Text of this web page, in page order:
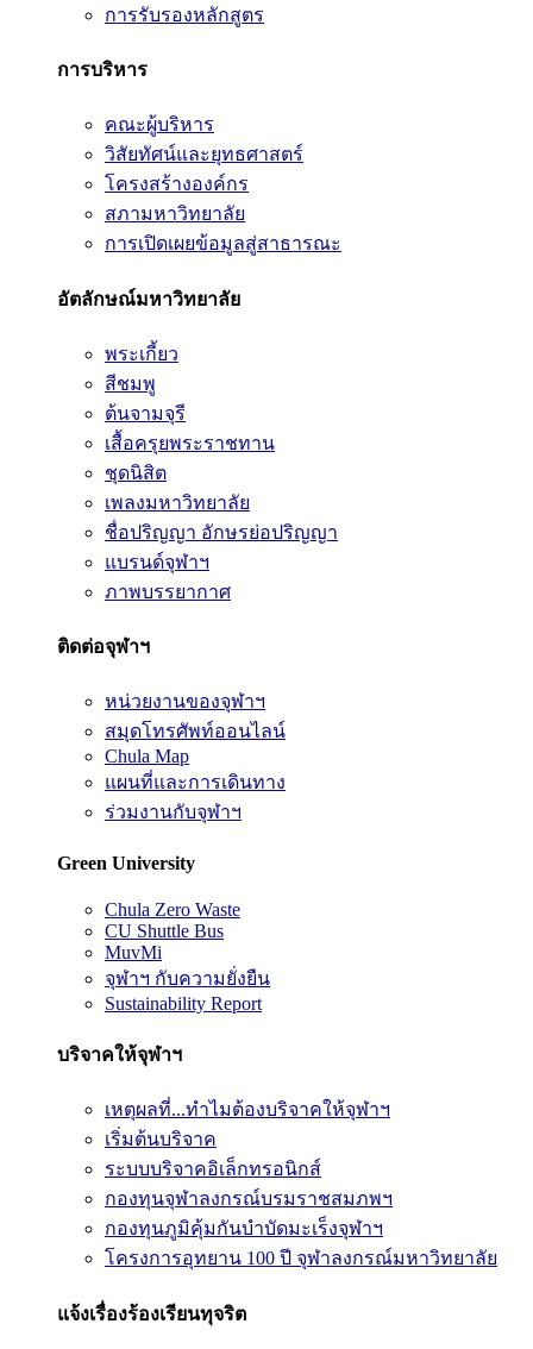
การรับรองหลักสูตร
การบริหาร
คณะผู้บริหาร
วิสัยทัศน์และยุทธศาสตร์
โครงสร้างองค์กร
สภามหาวิทยาลัย
การเปิดเผยข้อมูลสู่สาธารณะ
อัตลักษณ์มหาวิทยาลัย
พระเกี้ยว
สีชมพู
ต้นจามจุรี
เสื้อครุยพระราชทาน
ชุดนิสิต
เพลงมหาวิทยาลัย
ชื่อปริญญา อักษรย่อปริญญา
แบรนด์จุฬาฯ
ภาพบรรยากาศ
ติดต่อจุฬาฯ
หน่วยงานของจุฬาฯ
สมุดโทรศัพท์ออนไลน์
Chula Map
แผนที่และการเดินทาง
ร่วมงานกับจุฬาฯ
Green University
Chula Zero Waste
CU Shuttle Bus
MuvMi
จุฬาฯ กับความยั่งยืน
Sustainability Report
บริจาคให้จุฬาฯ
เหตุผลที่...ทำไมต้องบริจาคให้จุฬาฯ
เริ่มต้นบริจาค
ระบบบริจาคอิเล็กทรอนิกส์
กองทุนจุฬาลงกรณ์บรมราชสมภพฯ
กองทุนภูมิคุ้มกันบำบัดมะเร็งจุฬาฯ
โครงการอุทยาน 100 ปี จุฬาลงกรณ์มหาวิทยาลัย
แจ้งเรื่องร้องเรียนทุจริต